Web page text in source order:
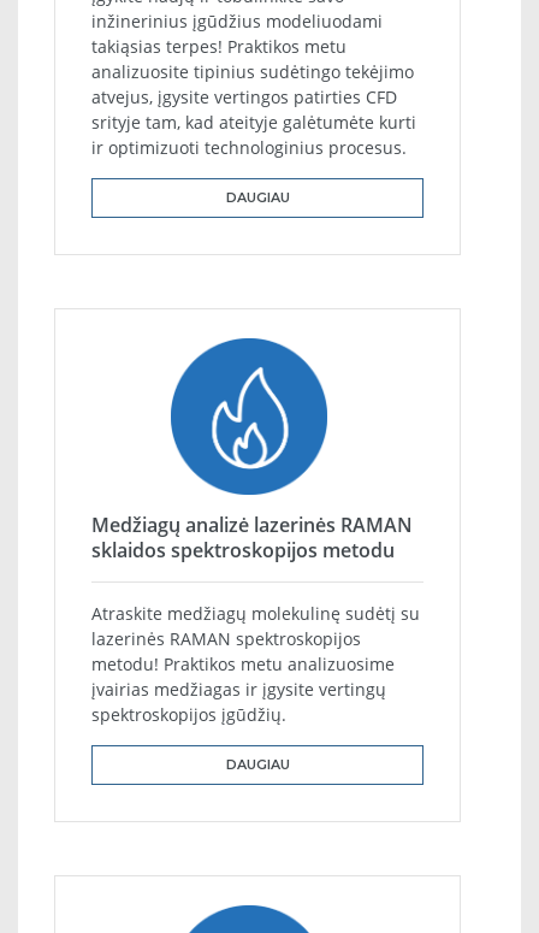
inžinerinius įgūdžius modeliuodami
takiąsias terpes! Praktikos metu
analizuosite tipinius sudėtingo tekėjimo
atvejus, įgysite vertingos patirties CFD
srityje tam, kad ateityje galėtumėte kurti
ir optimizuoti technologinius procesus.
DAUGIAU
Medžiagų analizė lazerinės RAMAN
sklaidos spektroskopijos metodu
Atraskite medžiagų molekulinę sudėtį su
lazerinės RAMAN spektroskopijos
metodu! Praktikos metu analizuosime
įvairias medžiagas ir įgysite vertingų
spektroskopijos įgūdžių.
DAUGIAU